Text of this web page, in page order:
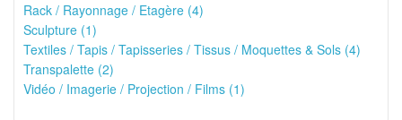
Rack / Rayonnage / Etagère (4)
Sculpture (1)
Textiles / Tapis / Tapisseries / Tissus / Moquettes & Sols (4)
Transpalette (2)
Vidéo / Imagerie / Projection / Films (1)